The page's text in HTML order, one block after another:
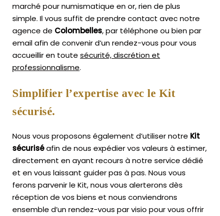
marché pour numismatique en or, rien de plus
simple. Il vous suffit de prendre contact avec notre
agence de Colombelles, par téléphone ou bien par
email afin de convenir d’un rendez-vous pour vous
accueillir en toute sécurité, discrétion et
professionnalisme.
Simplifier l’expertise avec le Kit
sécurisé.
Nous vous proposons également d’utiliser notre Kit
sécuriséafin de nous expédier vos valeurs à estimer,
directement en ayant recours à notre service dédié
et en vous laissant guider pas à pas. Nous vous
ferons parvenir le Kit, nous vous alerterons dès
réception de vos biens et nous conviendrons
ensemble d’un rendez-vous par visio pour vous offrir